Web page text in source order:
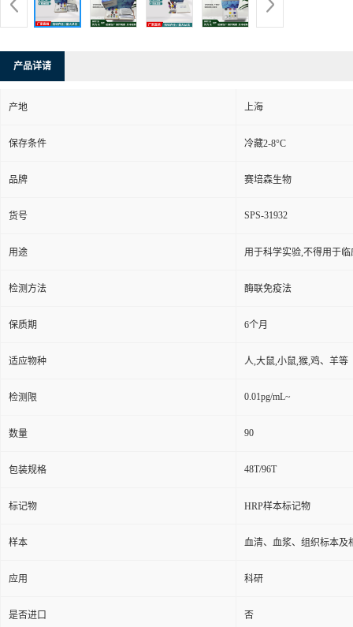
产品详请
产地 上海
保存条件 冷藏2-8°C
品牌 赛培森生物
货号 SPS-31932
用途 用于科学实验,不得用于临
检测方法 酶联免疫法
保质期 6个月
适应物种 人,大鼠,小鼠,猴,鸡、羊等
检测限 0.01pg/mL~
数量 90
包装规格 48T/96T
标记物 HRP样本标记物
样本 血清、血浆、组织标本及
应用 科研
是否进口 否